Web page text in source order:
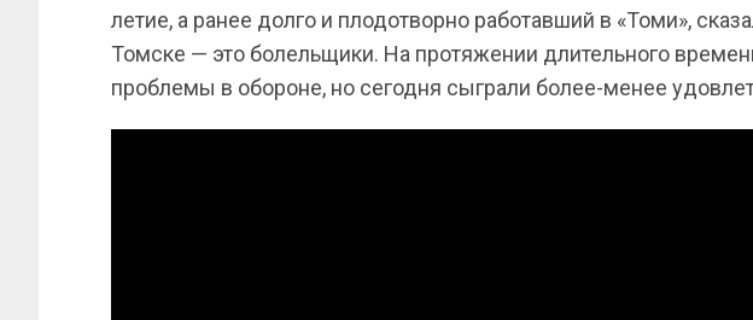
летие, а ранее долго и плодотворно работавший в «Томи»,
Томске — это болельщики. На протяжении длительного
проблемы в обороне, но сегодня сыграли более-менее